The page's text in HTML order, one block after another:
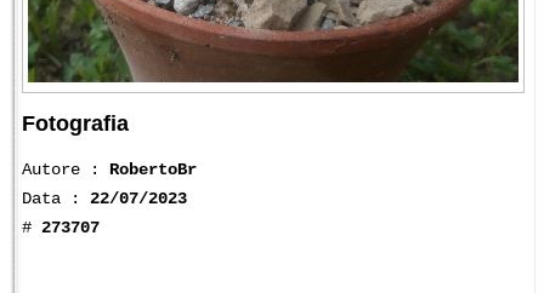
Fotografia
Autore : RobertoBr
Data : 22/07/2023
# 273707